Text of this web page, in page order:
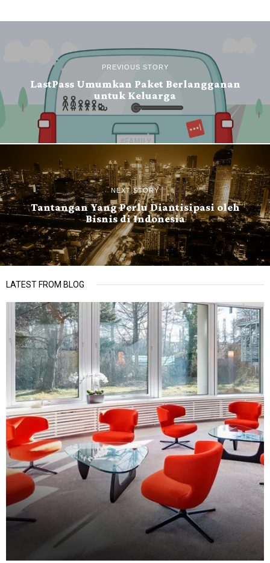
PREVIOUS STORY
LastPass Umumkan Paket Berlangganan
untuk Keluarga
NEXT STORY
Tantangan Yang Perlu Diantisipasi oleh
Bisnis di Indonesia
LATEST FROM BLOG